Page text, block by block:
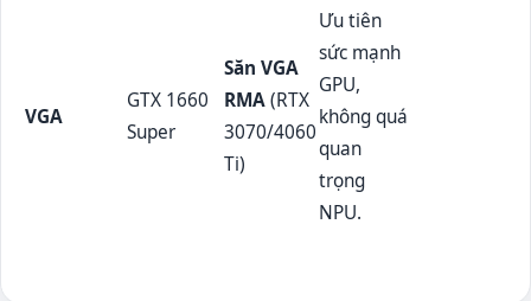
VGA
GTX 1660
Super
Săn VGA
RMA(RTX
3070/4060
Ti)
Ưu tiên
sức mạnh
GPU,
không quá
quan
trọng
NPU.